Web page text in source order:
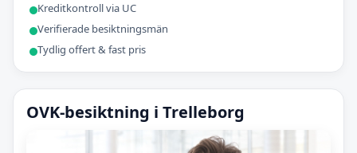
Kreditkontroll via UC
Verifierade besiktningsmän
Tydlig offert & fast pris
OVK-besiktning i Trelleborg